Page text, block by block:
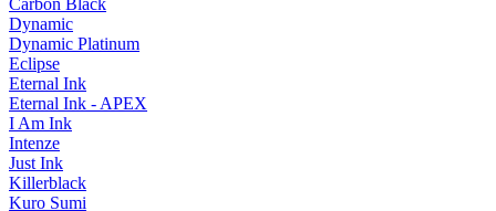
Carbon Black
Dynamic
Dynamic Platinum
Eclipse
Eternal Ink
Eternal Ink - APEX
I Am Ink
Intenze
Just Ink
Killerblack
Kuro Sumi